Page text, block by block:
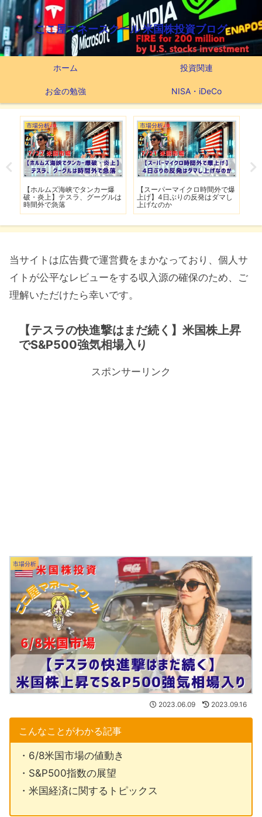
ここ屋マネースクール 米国株投資ブログ
ホーム 投資関連
お金の勉強 NISA・iDeCo
市場分析
【ホルムズ海峡でタンカー爆
破・炎上】テスラ、グーグルは
時間外で急落
市場分析
【スーパーマイクロ時間外で爆
上げ】4日ぶりの反発はダマし
上げなのか
当サイトは広告費で運営費をまかなっており、個人サ
イトが公平なレビューをする収入源の確保のため、ご
理解いただけたら幸いです。
【テスラの快進撃はまだ続く】米国株上昇
でS&P500強気相場入り
スポンサーリンク
市場分析
2023.06.09 2023.09.16
こんなことがわかる記事
・6/8米国市場の値動き
・S&P500指数の展望
・米国経済に関するトピックス